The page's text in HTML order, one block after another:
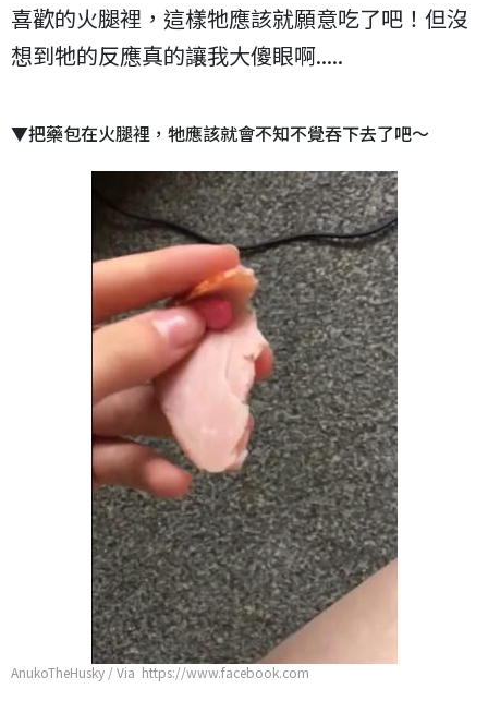
喜歡的火腿裡，這樣牠應該就願意吃了吧！但沒
想到牠的反應真的讓我大傻眼啊.....
▼把藥包在火腿裡，牠應該就會不知不覺吞下去了吧～
AnukoTheHusky / Via https://www.facebook.com